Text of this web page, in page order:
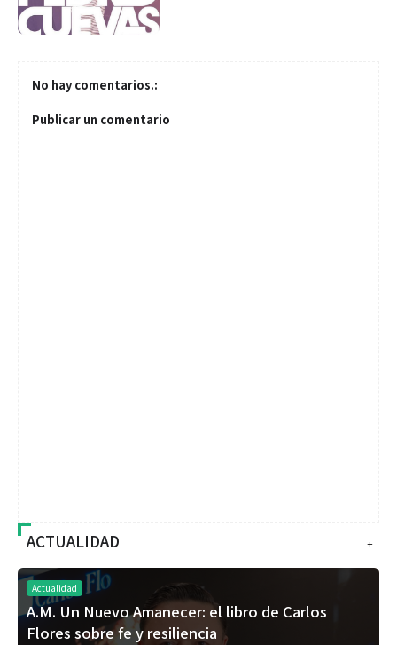
No hay comentarios.:
Publicar un comentario
+
ACTUALIDAD
Actualidad
A.M. Un Nuevo Amanecer: el libro de Carlos
Flores sobre fe y resiliencia